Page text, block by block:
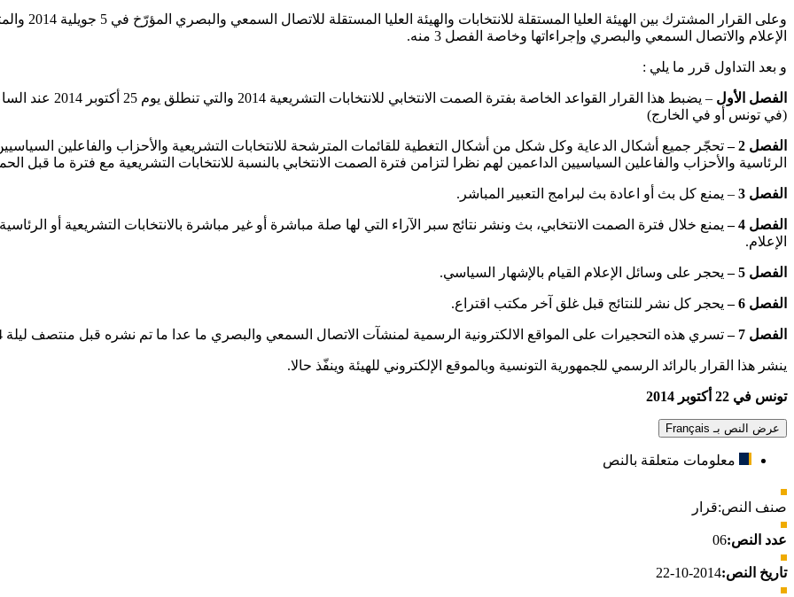
وعلى
الإعلام والاتصال السمعي والبصري وإجراءاتها وخاصة الفصل 3 منه.
و بعد التداول قرر ما يلي :
الفصل الأول
(في تونس أو في الخارج)
الفصل 2 –
تحجّر جميع أشكال الدعاية وكل شكل من أشكال التغطية للقائمات المترشحة للانتخابات التشريعية والأحزاب والفاعلين
الرئاسية والأحزاب والفاعلين السياسيين الداعمين لهم نظرا لتزامن فترة الصمت الانتخابي بالنسبة للانتخابات التشريعية مع فترة ما قبل
الفصل 3 – يمنع كل بث أو اعادة بث لبرامج التعبير المباشر.
الفصل 4 –
يمنع خلال فترة الصمت الانتخابي، بث ونشر نتائج سبر الآراء التي لها صلة مباشرة أو غير مباشرة بالانتخابات التشريعية أو
الإعلام.
الفصل 5 – يحجر على وسائل الإعلام القيام بالإشهار السياسي.
الفصل 6 – يحجر كل نشر للنتائج قبل غلق آخر مكتب اقتراع.
الفصل 7 – تسري هذه التحجيرات على المواقع الالكترونية الرسمية لمنشآت الاتصال السمعي والبصري ما عدا ما تم نشره قبل منتصف ليلة 24 أكتوبر 2014 وإلى حد غلق آخر مكتب اقتراع.
ينشر هذا القرار بالرائد الرسمي للجمهورية التونسية وبالموقع الإلكتروني للهيئة وينفّذ حالا.
تونس في 22 أكتوبر 2014
عرض النص بـ Français
معلومات متعلقة بالنص
صنف النص:قرار
عدد النص:06
تاريخ النص:2014-10-22